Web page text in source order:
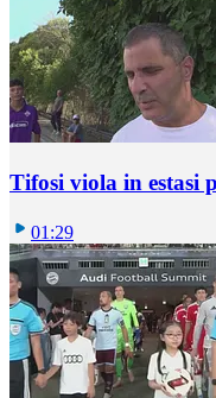
Tifosi viola in estasi
01:29